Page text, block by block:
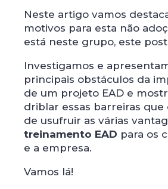
Neste artigo vamos
motivos para esta não
está neste grupo, este
Investigamos e
principais obstáculos da
de um projeto EAD e
driblar essas barreiras
de usufruir as várias
treinamento EAD para os
e a empresa.
Vamos lá!